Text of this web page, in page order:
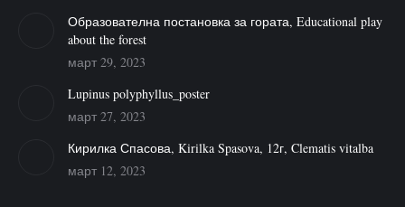
Образователна постановка за гората, Educational play
about the forest
март 29, 2023
Lupinus polyphyllus_poster
март 27, 2023
Кирилка Спасова, Kirilka Spasova, 12г, Clematis vitalba
март 12, 2023